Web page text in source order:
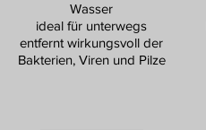
Wasser
ideal für unterwegs
entfernt wirkungsvoll der
Bakterien, Viren und Pilze